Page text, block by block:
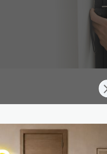
Экологично, устойчиво